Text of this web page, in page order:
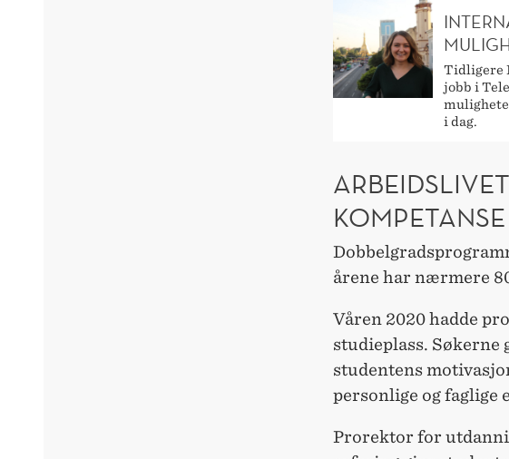
Tidligere
jobb i
i dag.
KOMPETANSE
årene har nærmere
Våren 2020 hadde
studieplass. Søkerne
studentens
personlige og faglige
Prorektor for